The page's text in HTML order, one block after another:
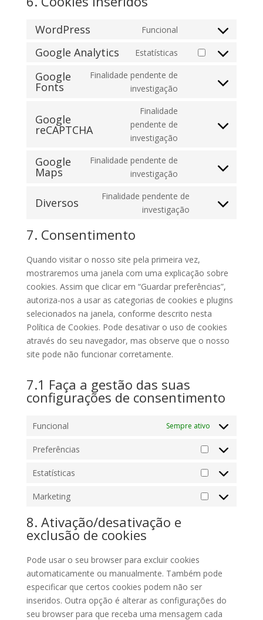
WordPress Funcional
Google Analytics Estatísticas
Consent
Google
Fonts
Finalidade pendente de
investigação
Google
reCAPTCHA
Finalidade
pendente de
investigação
Google
Maps
Finalidade pendente de
investigação
service
google-
Diversos
Finalidade pendente de
investigação
Consent
7. Consentimento
Quando visitar o nosso site pela primeira vez,
mostraremos uma janela com uma explicação sobre
cookies. Assim que clicar em “Guardar preferências”,
autoriza-nos a usar as categorias de cookies e plugins
selecionados na janela, conforme descrito nesta
Política de Cookies. Pode desativar o uso de cookies
através do seu navegador, mas observe que o nosso
site pode não funcionar corretamente.
7.1 Faça a gestão das suas
configurações de consentimento
Funcional Sempre ativo
Preferências
Preferências
Estatísticas
Estatísticas
Marketing
Marketing
8. Ativação/desativação e
exclusão de cookies
Pode usar o seu browser para excluir cookies
automaticamente ou manualmente. Também pode
especificar que certos cookies podem não ser
inseridos. Outra opção é alterar as configurações do
seu browser para que receba uma mensagem cada